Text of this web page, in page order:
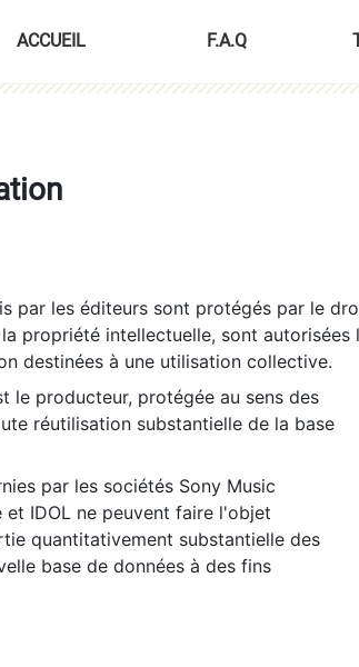
ACCUEIL F.A.Q
par les éditeurs sont protégés par le
propriété intellectuelle, sont autorisées
destinées à une utilisation collective.
le producteur, protégée au sens des
réutilisation substantielle de la base
par les sociétés Sony Music
et IDOL ne peuvent faire l'objet
quantitativement substantielle des
base de données à des fins